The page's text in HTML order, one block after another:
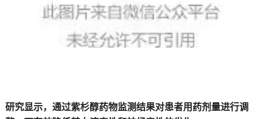
研究显示，通过紫杉醇药物监测结果对患者用药剂量进行调